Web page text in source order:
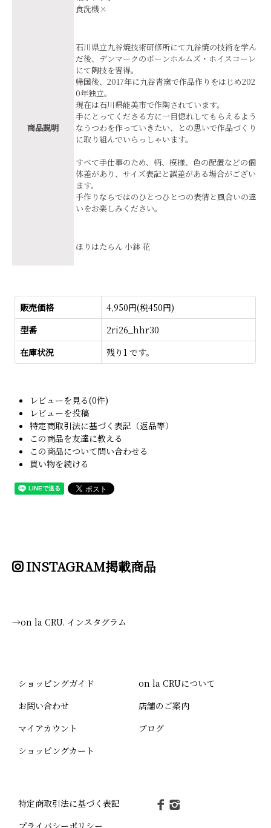
食洗機×
商品説明
石川県立九谷焼技術研修所にて九谷焼の技術を学ん
だ後、デンマークのボーンホルムズ・ホイスコーレ
にて陶技を習得。
帰国後、2017年に九谷青窯で作品作りをはじめ202
0年独立。
現在は石川県能美市で作陶されています。
手にとってくださる方に一目惚れしてもらえるよう
なうつわを作っていきたい、との思いで作品づくり
に取り組んでいらっしゃいます。
すべて手仕事のため、柄、模様、色の配置などの個
体差があり、サイズ表記と誤差がある場合がござい
ます。
手作りならではのひとつひとつの表情と風合いの違
いをお楽しみください。
ほりはたらん 小鉢 花
販売価格
4,950円(税450円)
型番
2ri26_hhr30
在庫状況
残り1 です。
レビューを見る(0件)
レビューを投稿
特定商取引法に基づく表記（返品等）
この商品を友達に教える
この商品について問い合わせる
買い物を続ける
INSTAGRAM掲載商品
→on la CRU. インスタグラム
ショッピングガイド
お問い合わせ
マイアカウント
ショッピングカート
on la CRUについて
店舗のご案内
ブログ
特定商取引法に基づく表記
プライバシーポリシー